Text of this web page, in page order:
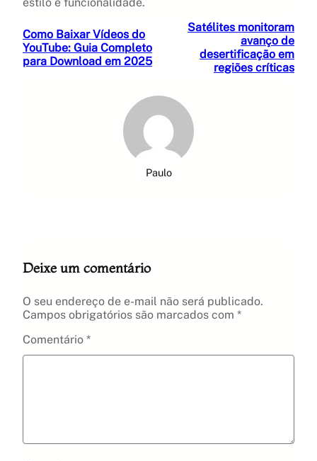
estilo e funcionalidade.
Como Baixar Vídeos do
YouTube: Guia Completo
para Download em 2025
Satélites monitoram
avanço de
desertificação em
regiões críticas
Paulo
Deixe um comentário
O seu endereço de e-mail não será publicado.
Campos obrigatórios são marcados com *
Comentário *